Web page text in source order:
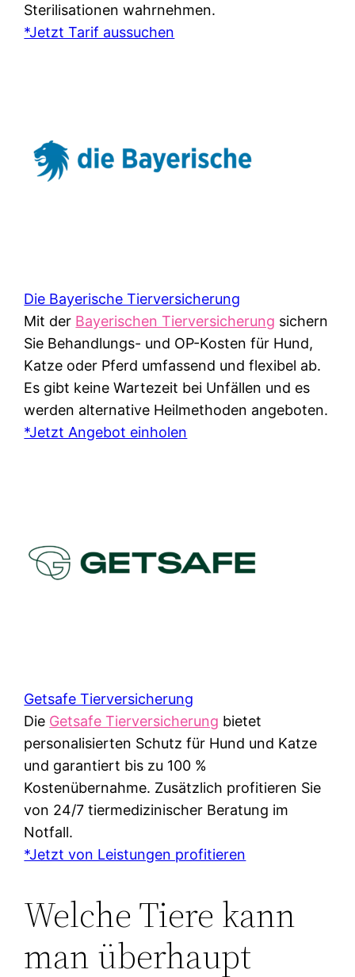
Sterilisationen wahrnehmen.
*Jetzt Tarif aussuchen
Die Bayerische Tierversicherung
Mit der Bayerischen Tierversicherung sichern
Sie Behandlungs- und OP-Kosten für Hund,
Katze oder Pferd umfassend und flexibel ab.
Es gibt keine Wartezeit bei Unfällen und es
werden alternative Heilmethoden angeboten.
*Jetzt Angebot einholen
Getsafe Tierversicherung
Die Getsafe Tierversicherung bietet
personalisierten Schutz für Hund und Katze
und garantiert bis zu 100 %
Kostenübernahme. Zusätzlich profitieren Sie
von 24/7 tiermedizinischer Beratung im
Notfall.
*Jetzt von Leistungen profitieren
Welche Tiere kann
man überhaupt